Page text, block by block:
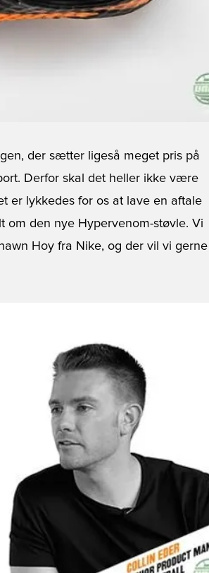
der sætter ligeså meget pris på
Derfor skal det heller ikke være
er lykkedes for os at lave en aftale
om den nye Hypervenom-støvle. Vi
Hoy fra Nike, og der vil vi gerne